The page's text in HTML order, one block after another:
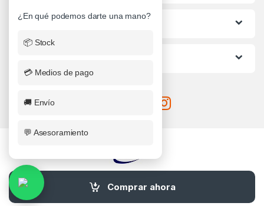
Comprar ahora
Informacion al Cliente
¿Alguna Duda? Llamanos
0341-4710482
¿En qué podemos darte una mano?
📦 Stock
💳 Medios de pago
🚚 Envío
💬 Asesoramiento